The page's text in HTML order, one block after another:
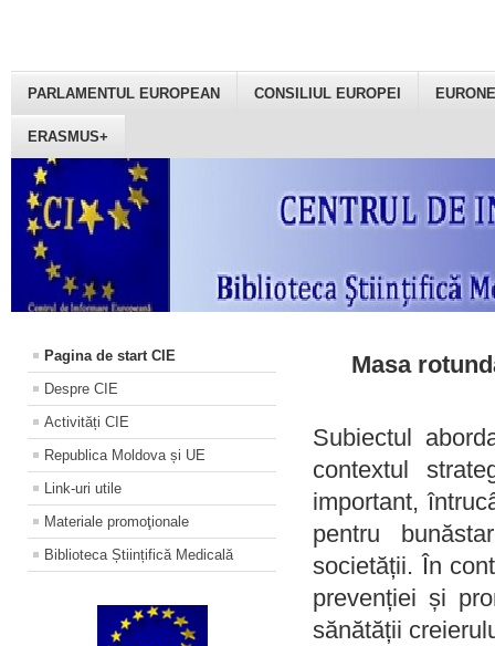
PARLAMENTUL EUROPEAN CONSILIUL EUROPEI
ERASMUS+
Pagina de start CIE
Despre CIE
Activități CIE
Republica Moldova și UE
Link-uri utile
Materiale promoţionale
Biblioteca Științifică Medicală
Masa
Subiectul
contextul
important,
pentru
societății. În
prevenției și
sănătății